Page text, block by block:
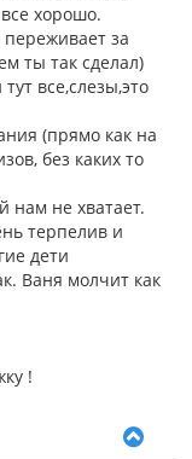
хорошо.
за
ты так сделал)
все,слезы,это
(прямо как на
без каких то
нам не хватает.
терпелив и
дети
Ваня молчит как
!